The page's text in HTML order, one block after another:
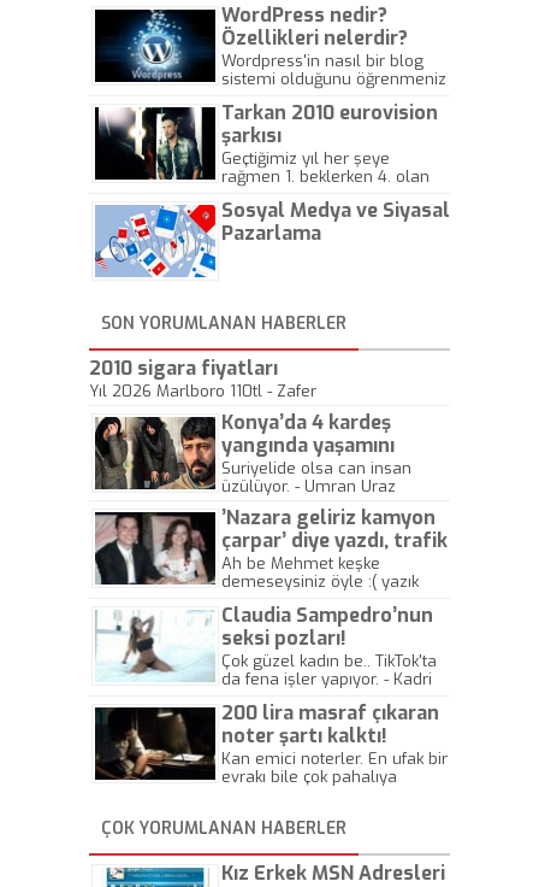
WordPress nedir?
Özellikleri nelerdir?
Wordpress'in nasıl bir blog
sistemi olduğunu öğrenmeniz
Tarkan 2010 eurovision
şarkısı
Geçtiğimiz yıl her şeye
rağmen 1. beklerken 4. olan
gösterisinin bu yarışmada
önemli olmadığını anlamıştır.
Sosyal Medya ve Siyasal
Pazarlama
SON YORUMLANAN HABERLER
2010 sigara fiyatları
Yıl 2026 Marlboro 110tl - Zafer
Konya’da 4 kardeş
yangında yaşamını
yitirdi
Suriyelide olsa can insan
üzülüyor. - Umran Uraz
’Nazara geliriz kamyon
çarpar’ diye yazdı, trafik
kazasında öldü!
Ah be Mehmet keşke
demeseysiniz öyle :( yazık
Claudia Sampedro’nun
seksi pozları!
Çok güzel kadın be.. TikTok'ta
da fena işler yapıyor. - Kadri
200 lira masraf çıkaran
noter şartı kalktı!
Kan emici noterler. En ufak bir
evrakı bile çok pahalıya
kaptırıyorsunuz. - Kayhan
Gezenti
ÇOK YORUMLANAN HABERLER
Kız Erkek MSN Adresleri